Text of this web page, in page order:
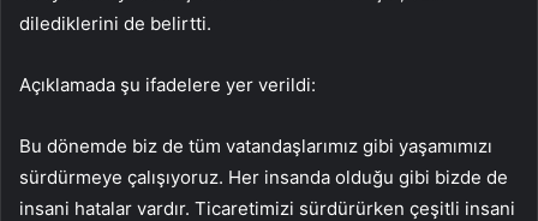
dilediklerini de belirtti.
Açıklamada şu ifadelere yer verildi:
Bu dönemde biz de tüm vatandaşlarımız gibi yaşamımızı
sürdürmeye çalışıyoruz. Her insanda olduğu gibi bizde de
insani hatalar vardır. Ticaretimizi sürdürürken çeşitli insani